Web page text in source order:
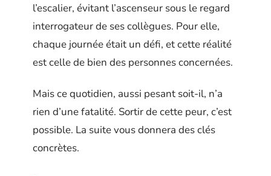
l’escalier, évitant l’ascenseur sous le regard
interrogateur de ses collègues. Pour elle,
chaque journée était un défi, et cette réalité
est celle de bien des personnes concernées.
Mais ce quotidien, aussi pesant soit-il, n’a
rien d’une fatalité. Sortir de cette peur, c’est
possible. La suite vous donnera des clés
concrètes.